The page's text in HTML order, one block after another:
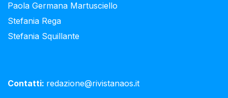
Paola Germana Martusciello
Stefania Rega
Stefania Squillante
Contatti: redazione@rivistanaos.it